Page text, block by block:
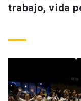
Estudiantes
Personal
Alumni
ACCESOS DIRECTOS
Mi Portal UC launch
trabajo, vida